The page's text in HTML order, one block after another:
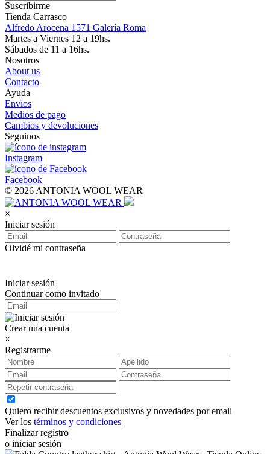
Suscribirme
Tienda Carrasco
Alfredo Arocena 1571 Galería Roma
Martes a Viernes 12 a 19hs.
Sábados de 11 a 16hs.
Nosotros
About us
Contacto
Ayuda
Envíos
Medios de pago
Cambios y devoluciones
Seguinos
Instagram
Facebook
© 2026 ANTONIA WOOL WEAR
×
Iniciar sesión
Olvidé mi contraseña
Iniciar sesión
Continuar como invitado
Crear una cuenta
×
Registrarme
Quiero recibir descuentos exclusivos y novedades por email
Ver los términos y condiciones
Finalizar registro
o iniciar sesión